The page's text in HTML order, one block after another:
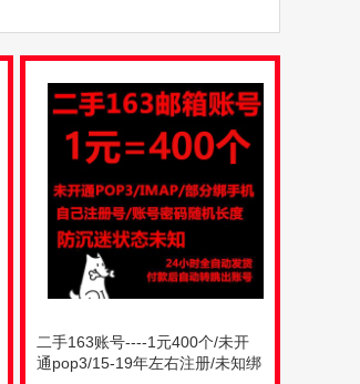
二手163账号----1元400个/未开
通pop3/15-19年左右注册/未知绑